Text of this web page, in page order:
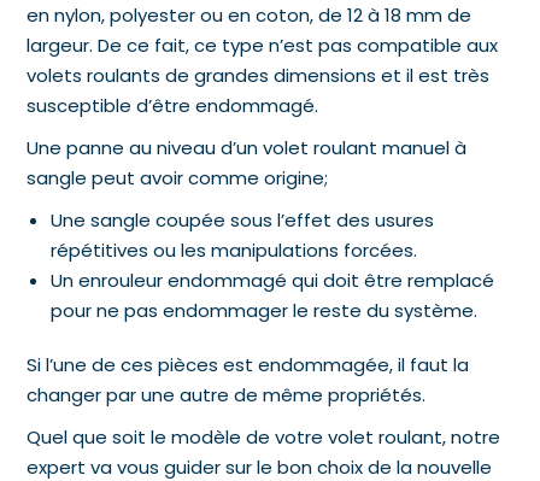
en nylon, polyester ou en coton, de 12 à 18 mm de
largeur. De ce fait, ce type n’est pas compatible aux
volets roulants de grandes dimensions et il est très
susceptible d’être endommagé.
Une panne au niveau d’un volet roulant manuel à
sangle peut avoir comme origine;
Une sangle coupée sous l’effet des usures
répétitives ou les manipulations forcées.
Un enrouleur endommagé qui doit être remplacé
pour ne pas endommager le reste du système.
Si l’une de ces pièces est endommagée, il faut la
changer par une autre de même propriétés.
Quel que soit le modèle de votre volet roulant, notre
expert va vous guider sur le bon choix de la nouvelle